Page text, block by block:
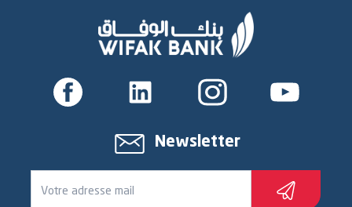
Newsletter